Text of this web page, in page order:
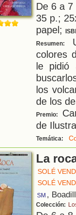
De 6 a
35 p.;
papel;
Resumen:
colores
le pidió
los
de los
Premio:
de
Temática:
La
SOLÉ
SOLÉ
SM ,
Colección: